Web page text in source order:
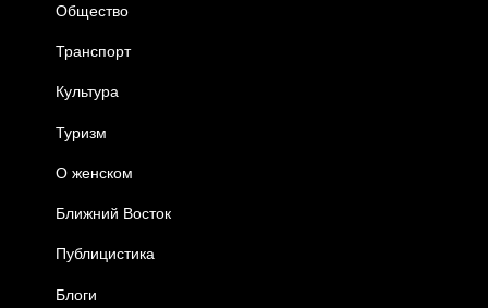
Общество
Транспорт
Культура
Туризм
О женском
Ближний Восток
Публицистика
Блоги